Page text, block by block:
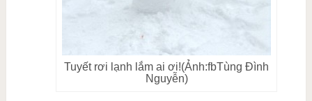
Tuyết rơi lạnh lắm ai ơi!(Ảnh:fbTùng Đình
Nguyễn)